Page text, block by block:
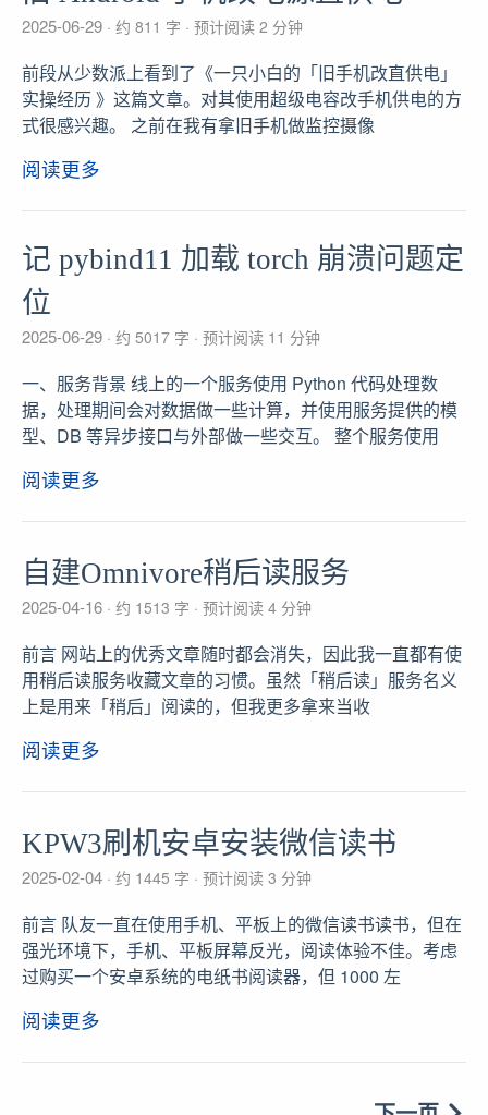
2025-06-29 约 811 字 预计阅读 2 分钟
前段从少数派上看到了《一只小白的「旧手机改直供电」
实操经历 》这篇文章。对其使用超级电容改手机供电的方
式很感兴趣。 之前在我有拿旧手机做监控摄像
阅读更多
记 pybind11 加载 torch 崩溃问题定
位
2025-06-29 约 5017 字 预计阅读 11 分钟
一、服务背景 线上的一个服务使用 Python 代码处理数
据，处理期间会对数据做一些计算，并使用服务提供的模
型、DB 等异步接口与外部做一些交互。 整个服务使用
阅读更多
自建Omnivore稍后读服务
2025-04-16 约 1513 字 预计阅读 4 分钟
前言 网站上的优秀文章随时都会消失，因此我一直都有使
用稍后读服务收藏文章的习惯。虽然「稍后读」服务名义
上是用来「稍后」阅读的，但我更多拿来当收
阅读更多
KPW3刷机安卓安装微信读书
2025-02-04 约 1445 字 预计阅读 3 分钟
前言 队友一直在使用手机、平板上的微信读书读书，但在
强光环境下，手机、平板屏幕反光，阅读体验不佳。考虑
过购买一个安卓系统的电纸书阅读器，但 1000 左
阅读更多